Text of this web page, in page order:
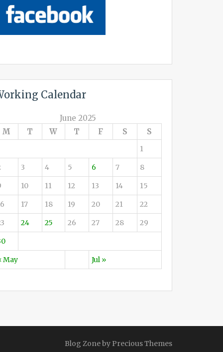
Calendar
June 2025
M
T W T F S S
May Jul »
1
3 4 5 6 7 8
10 11 12 13 14 15
17 18 19 20 21 22
24 25 26 27 28 29
Blog Zone by Precious Themes